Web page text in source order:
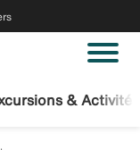
& Activités